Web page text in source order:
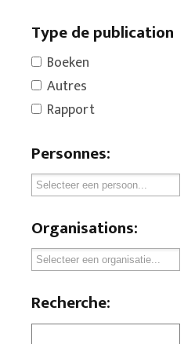
Type de publication
Boeken
Autres
Rapport
Personnes:
Organisations:
Recherche: